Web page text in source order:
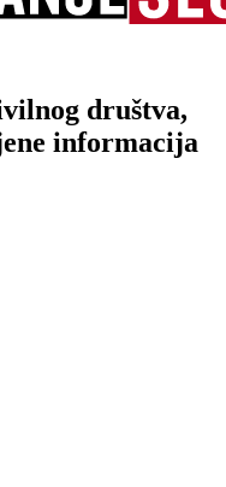
društva,
informacija